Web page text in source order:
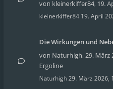
von kleinerkiffer84, 19.
kleinerkiffer84 19. April
Die Wirkungen und
von Naturhigh,29. März
Ergoline
Naturhigh29. März 2026,